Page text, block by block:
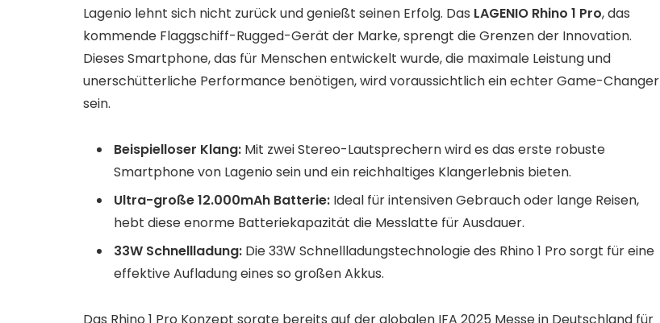
Lagenio lehnt sich nicht zurück und genießt seinen Erfolg. Das LAGENIO Rhino 1 Pro, das
kommende Flaggschiff-Rugged-Gerät der Marke, sprengt die Grenzen der Innovation.
Dieses Smartphone, das für Menschen entwickelt wurde, die maximale Leistung und
unerschütterliche Performance benötigen, wird voraussichtlich ein echter Game-Changer
sein.
Beispielloser Klang: Mit zwei Stereo-Lautsprechern wird es das erste robuste
Smartphone von Lagenio sein und ein reichhaltiges Klangerlebnis bieten.
Ultra-große 12.000mAh Batterie: Ideal für intensiven Gebrauch oder lange Reisen,
hebt diese enorme Batteriekapazität die Messlatte für Ausdauer.
33W Schnellladung: Die 33W Schnellladungstechnologie des Rhino 1 Pro sorgt für eine
effektive Aufladung eines so großen Akkus.
Das Rhino 1 Pro Konzept sorgte bereits auf der globalen IFA 2025 Messe in Deutschland für